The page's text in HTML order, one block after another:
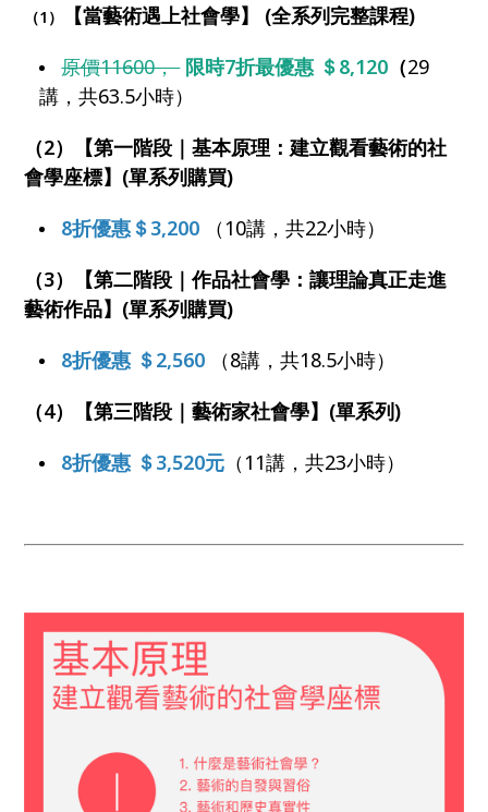
（1）
【當藝術遇上社會學】 (全系列完整課程)
原價11600，限時7折最優惠 ＄8,120 （29
講，共63.5小時）
（2）【第一階段｜基本原理：建立觀看藝術的社
會學座標】(單系列購買)
8折優惠＄3,200
（10講，共22小時）
（3）【第二階段｜作品社會學：讓理論真正走進
藝術作品】(單系列購買)
8折優惠 ＄2,560
（8講，共18.5小時）
（4）【第三階段｜藝術家社會學】(單系列)
8折優惠 ＄3,520元 （11講，共23小時）